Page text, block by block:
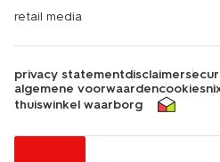
retail media
privacy statementdisclaimer
algemene voorwaardencookies
thuiswinkel waarborg